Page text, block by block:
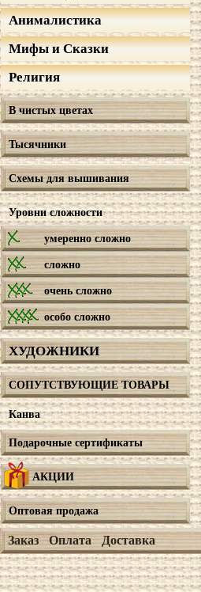
Анималистика
Мифы и Сказки
Религия
В чистых цветах
Тысячники
Схемы для вышивания
Уровни сложности
умеренно сложно
сложно
очень сложно
особо сложно
ХУДОЖНИКИ
СОПУТСТВУЮЩИЕ ТОВАРЫ
Канва
Подарочные сертификаты
АКЦИИ
Оптовая продажа
Заказ Оплата Доставка